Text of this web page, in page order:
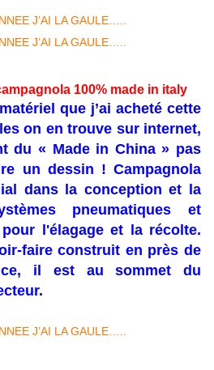
100% made in italy
que j’ai acheté cette
on en trouve sur internet,
du « Made in China » pas
un dessin ! Campagnola
dans la conception et la
pneumatiques et
l'élagage et la récolte.
faire construit en près de
il est au sommet du